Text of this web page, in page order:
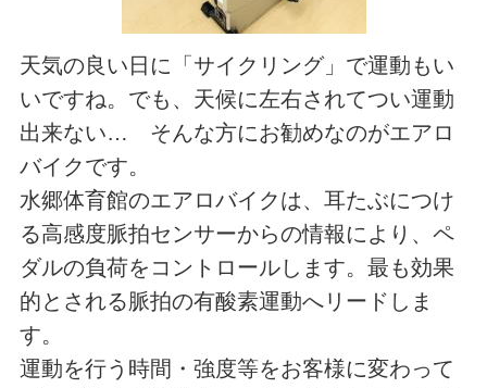
天気の良い日に「サイクリング」で運動もい
いですね。でも、天候に左右されてつい運動
出来ない… そんな方にお勧めなのがエアロ
バイクです。
水郷体育館のエアロバイクは、耳たぶにつけ
る高感度脈拍センサーからの情報により、ペ
ダルの負荷をコントロールします。最も効果
的とされる脈拍の有酸素運動へリードしま
す。
運動を行う時間・強度等をお客様に変わって